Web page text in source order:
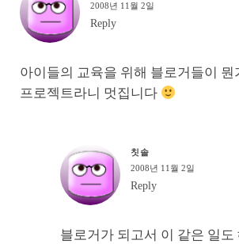
2008년 11월 2일
Reply
아이들의 교육을 위해 블로거들이 뭔
프로젝트라니 멋집니다
칫솔
2008년 11월 2일
Reply
블로거가 되고서 이 같은 일도